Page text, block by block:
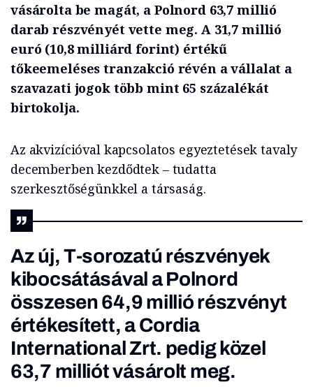
vásárolta be magát, a Polnord 63,7 millió
darab részvényét vette meg. A 31,7 millió
euró (10,8 milliárd forint) értékű
tőkeemeléses tranzakció révén a vállalat a
szavazati jogok több mint 65 százalékát
birtokolja.
Az akvizícióval kapcsolatos egyeztetések tavaly
decemberben kezdődtek – tudatta
szerkesztőségünkkel a társaság.
Az új, T-sorozatú részvények
kibocsátásával a Polnord
összesen 64,9 millió részvényt
értékesített, a Cordia
International Zrt. pedig közel
63,7 milliót vásárolt meg.